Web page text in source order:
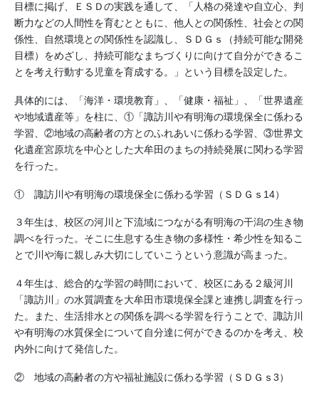
目標に掲げ、ＥＳＤの実践を通して、「人格の発達や自立心、判
断力などの人間性を育むとともに、他人との関係性、社会との関
係性、自然環境との関係性を認識し、ＳＤＧｓ（持続可能な開発
目標）をめざし、持続可能なまちづくりに向けて自分ができるこ
とを考え行動する児童を育成する。」という目標を設定した。
具体的には、「海洋・環境教育」、「健康・福祉」、「世界遺産
や地域遺産等」を柱に、①「諏訪川や有明海の環境保全に係わる
学習、②地域の高齢者の方とのふれあいに係わる学習、③世界文
化遺産宮原坑を中心とした大牟田のまちの持続発展に関わる学習
を行った。
① 諏訪川や有明海の環境保全に係わる学習（ＳＤＧｓ14）
３年生は、校区の河川と下流域につながる有明海の干潟の生き物
調べを行った。そこに生息する生き物の多様性・希少性を知るこ
とで川や海に親しみ大切にしていこうという意識が高まった。
４年生は、総合的な学習の時間において、校区にある２級河川
「諏訪川」の水質調査を大牟田市環境保全課と連携し調査を行っ
た。また、生活排水との関係を調べる学習を行うことで、諏訪川
や有明海の水質保全について自分達に何ができるのかを考え、校
内外に向けて発信した。
② 地域の高齢者の方や福祉施設に係わる学習（ＳＤＧｓ3）